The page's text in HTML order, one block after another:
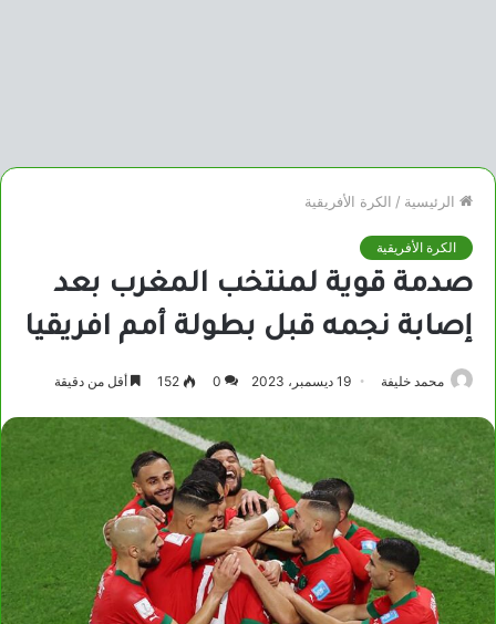
الرئيسية / الكرة الأفريقية
الكرة الأفريقية
صدمة قوية لمنتخب المغرب بعد
إصابة نجمه قبل بطولة أمم افريقيا
محمد خليفة 19 ديسمبر، 2023 0
152 أقل من دقيقة